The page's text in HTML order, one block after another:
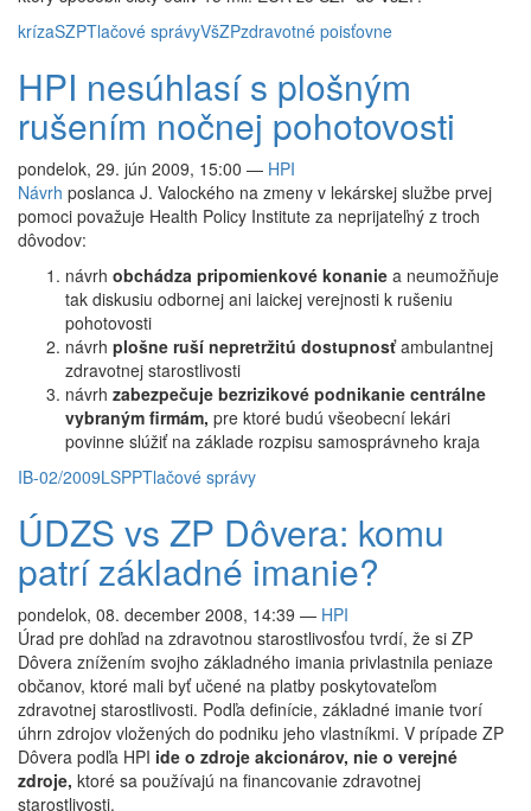
krízaSZPTlačové správyVšZPzdravotné poisťovne
HPI nesúhlasí s plošným
rušením nočnej pohotovosti
pondelok, 29. jún 2009, 15:00 — HPI
Návrh poslanca J. Valockého na zmeny v lekárskej službe prvej
pomoci považuje Health Policy Institute za neprijateľný z troch
dôvodov:
návrh obchádza pripomienkové konanie a neumožňuje
tak diskusiu odbornej ani laickej verejnosti k rušeniu
pohotovosti
návrh plošne ruší nepretržitú dostupnosťambulantnej
zdravotnej starostlivosti
návrh zabezpečuje bezrizikové podnikanie centrálne
vybraným firmám, pre ktoré budú všeobecní lekári
povinne slúžiť na základe rozpisu samosprávneho kraja
IB-02/2009LSPPTlačové správy
ÚDZS vs ZP Dôvera: komu
patrí základné imanie?
pondelok, 08. december 2008, 14:39 — HPI
Úrad pre dohľad na zdravotnou starostlivosťou tvrdí, že si ZP
Dôvera znížením svojho základného imania privlastnila peniaze
občanov, ktoré mali byť učené na platby poskytovateľom
zdravotnej starostlivosti. Podľa definície, základné imanie tvorí
úhrn zdrojov vložených do podniku jeho vlastníkmi. V prípade ZP
Dôvera podľa HPI ide o zdroje akcionárov, nie o verejné
zdroje, ktoré sa používajú na financovanie zdravotnej
starostlivosti.